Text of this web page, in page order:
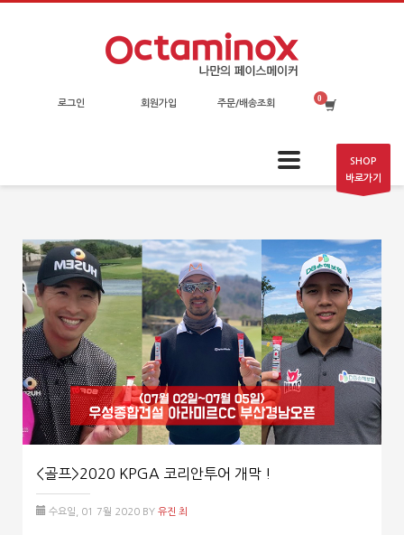
로그인 회원가입 주문/배송조회
SHOP
바로가기
<골프>2020 KPGA 코리안투어 개막 !
수요일, 01 7월 2020 BY 유진 최